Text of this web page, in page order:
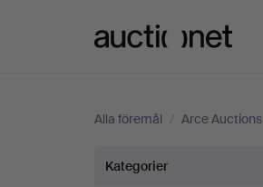
Alla föremål / Arce Auctions
Silver
Kategorier